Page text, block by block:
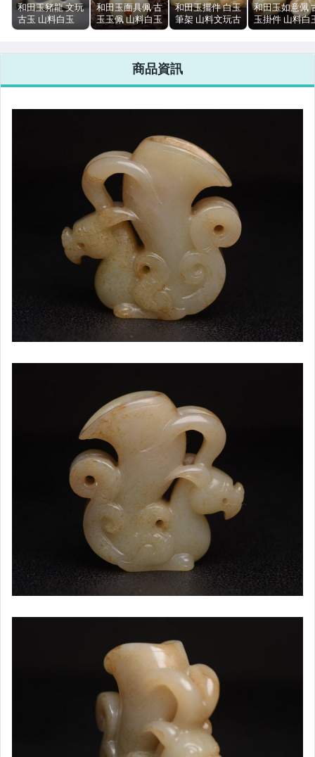
和田玉豬龍 文玩
古玉 山料白玉
玉器 77g 9cm
和田玉面具佩 古
玉玉佩 山料白玉
7.1x5cm 112g
和田玉擺件 白玉
筆架 山料文玩古
玉 玉石 88g
和田玉如意佩
玉掛件 山料白
6.2cm 50g 包
商品資訊